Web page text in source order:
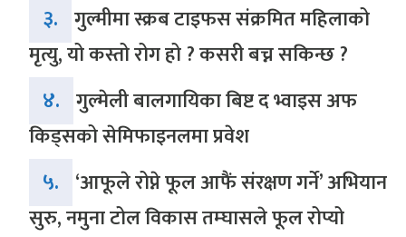
३. गुल्मीमा स्क्रब टाइफस संक्रमित महिलाको
मृत्यु, यो कस्तो रोग हो ? कसरी बच्न सकिन्छ ?
४. गुल्मेली बालगायिका बिष्ट द भ्वाइस अफ
किड्सको सेमिफाइनलमा प्रवेश
५. ‘आफूले रोप्ने फूल आफैं संरक्षण गर्ने’ अभियान
सुरु, नमुना टोल विकास तम्घासले फूल रोप्यो